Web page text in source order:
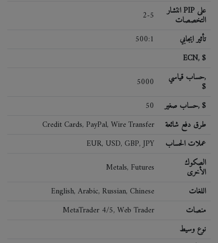
2-5
انتشار PIP على
التخصصات
500:1
تأثير ايجابي
ECN, $
5000
حساب قياسي,
$
50
حساب صغير, $
Credit Cards, PayPal, Wire Transfer
طرق دفع شائعة
EUR, USD, GBP, JPY
عملات الحساب
Metals, Futures
الصكوك
الأخرى
English, Arabic, Russian, Chinese
اللغات
MetaTrader 4/5, Web Trader
منصات
نوع وسيط